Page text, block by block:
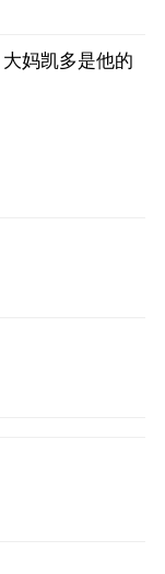
妈凯多是他的